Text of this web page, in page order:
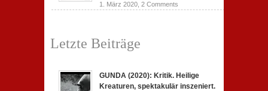
1. März 2020, 2 Comments
Letzte Beiträge
GUNDA (2020): Kritik. Heilige
Kreaturen, spektakulär inszeniert.